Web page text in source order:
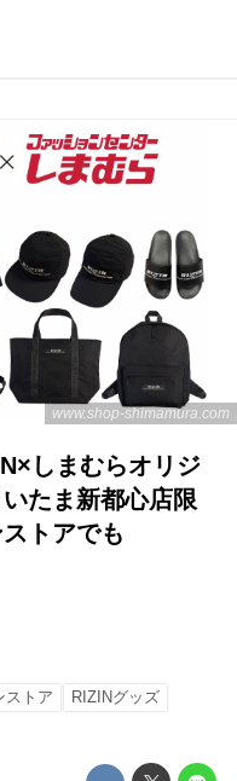
www.shop-shimamura.com
しまむらオリジ
たま新都心店限
トアでも
ストア
RIZINグッズ